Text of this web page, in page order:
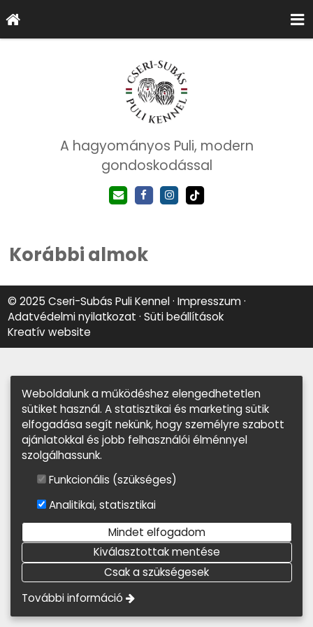
A hagyományos Puli, modern
gondoskodással
Korábbi almok
© 2025 Cseri-Subás Puli Kennel Impresszum
Adatvédelmi nyilatkozat Süti beállítások
Kreatív website
Weboldalunk a működéshez elengedhetetlen
sütiket használ. A statisztikai és marketing sütik
elfogadása segít nekünk, hogy személyre szabott
ajánlatokkal és jobb felhasználói élménnyel
szolgálhassunk.
Funkcionális (szükséges)
Analitikai, statisztikai
Mindet elfogadom
Kiválasztottak mentése
Csak a szükségesek
További információ